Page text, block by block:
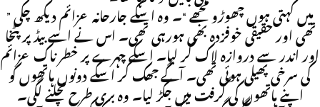
” میں کہتی ہوں چھوڑو مجھے “۔ وہ اسکے جارحانہ عزائم دیکھ چکی
تھی اور حقیقی خوفزدہ بھی ہورہی تھی۔ اس نے اسے بیڈ پر پٹخا
اور اندر سے دروازہ لاک کر لیا۔ اسکے چہرے پر خطر ناک عزائم
کی سرخی پھیلی ہوئی تھی۔ آگے جھک کر اسکے دونوں ہاتھوں کو
اپنے ہاتھوں کی گرفت میں جکڑ لیا۔ وہ بری طرح مچلنے لگی۔